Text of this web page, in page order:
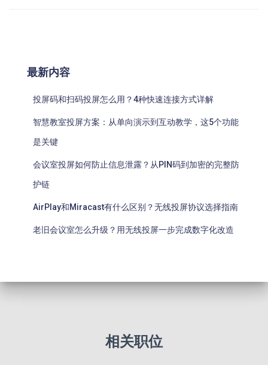
最新内容
投屏码和扫码投屏怎么用？4种快速连接方式详解
智慧教室投屏方案：从单向演示到互动教学，这5个功能
是关键
会议室投屏如何防止信息泄露？从PIN码到加密的完整防
护链
AirPlay和Miracast有什么区别？无线投屏协议选择指南
老旧会议室怎么升级？用无线投屏一步完成数字化改造
相关职位